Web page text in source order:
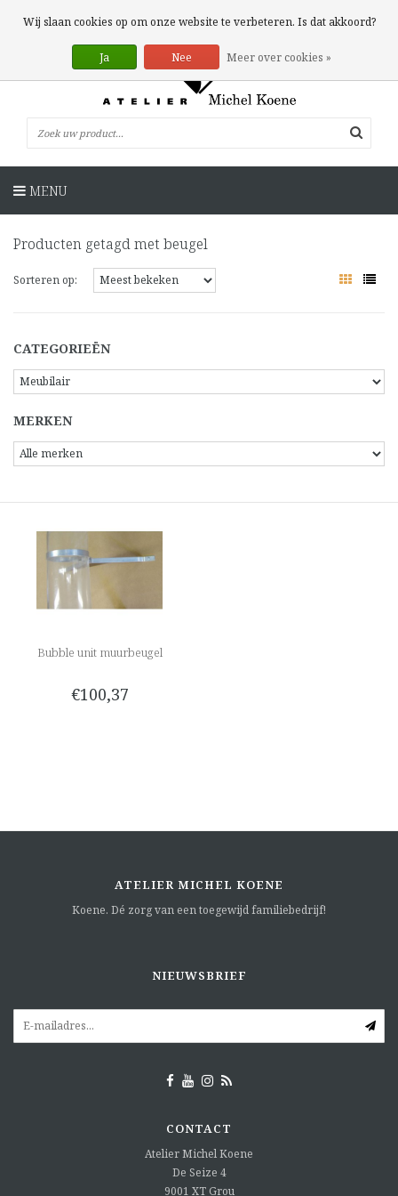
0 Artikelen
MENU
Producten getagd met beugel
Sorteren op:
CATEGORIEËN
MERKEN
Bubble unit muurbeugel
€100,37
ATELIER MICHEL KOENE
Koene. Dé zorg van een toegewijd familiebedrijf!
NIEUWSBRIEF
CONTACT
Atelier Michel Koene
De Seize 4
9001 XT Grou
Wij slaan cookies op om onze website te verbeteren. Is dat akkoord?
Ja Nee Meer over cookies »